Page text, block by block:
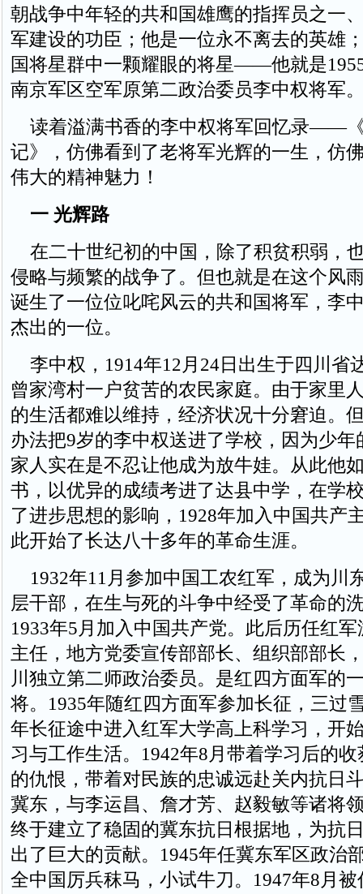
朝战争中年轻的共和国雄鹰的指挥员之一
军建设的功臣；他是一位永不离去的英雄
国将星群中一颗耀眼的将星——他就是
南京军区空军原第二政治委员李中权将军
读着溢满书香的李中权将军回忆录——
记》，仿佛看到了老将军光辉的一生，仿
伟大的精神魅力！
一 光辉路
在二十世纪初的中国，除了积贫积弱，
侵略与频繁的战争了。但也就是在这个风
诞生了一位位叱咤风云的共和国将军，李
杰出的一位。
李中权，1914年12月24日出生于四川省
曾家湾村一户贫苦的农民家庭。由于家里
的生活都难以维持，经济状况十分窘迫。
办法把9岁的李中权送进了学校，因为少年
家人实在是不忍让他成为放牛娃。从此他
书，以优异的成绩考进了达县中学，在学
了进步思想的影响，1928年加入中国共产
此开始了长达八十多年的革命生涯。
1932年11月参加中国工农红军，成为川
层干部，在生与死的斗争中经受了革命的
1933年5月加入中国共产党。此后历任红
主任，地方党委宣传部部长、组织部部长
川独立第二师政治委员。是红四方面军的
将。1935年随红四方面军参加长征，三过
年长征途中进入红军大学高上科学习，开
习与工作生活。1942年8月带着学习后的
的仇恨，带着对民族的忠诚远赴关内抗
冀东，与李运昌、詹才芳、赵毅敏等诸将
终于建立了稳固的冀东抗日根据地，为抗
出了巨大的贡献。1945年任冀东军区政治
全中国厉兵秣马，小试牛刀。1947年8月